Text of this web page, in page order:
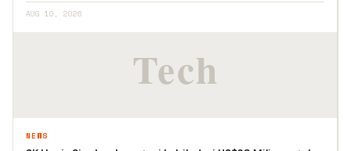
AUG 10, 2026
NEWS